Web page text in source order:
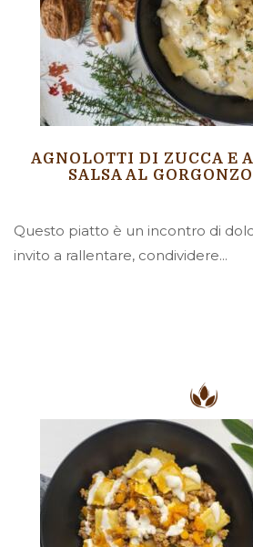
AGNOLOTTI DI ZUCCA E
SALSA AL
Questo piatto è un incontro di
invito a rallentare, condividere...